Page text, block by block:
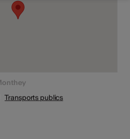
Transports publics